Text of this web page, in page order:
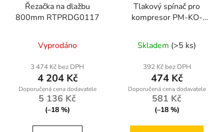
Řezačka na dlažbu
800mm RTPRDG0117
Vyprodáno
3 474 Kč bez DPH
4 204 Kč
5 136 Kč
(–18 %)
Tlakový spínač pro
kompresor PM-KO-
Skladem (>5 ks)
392 Kč bez DPH
474 Kč
581 Kč
(–18 %)